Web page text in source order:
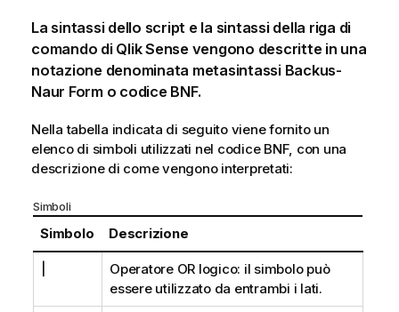
La sintassi dello script e la sintassi della riga di
comando di Qlik Sensevengono descritte in una
notazione denominata metasintassi Backus-
Naur Form o codice BNF.
Nella tabella indicata di seguito viene fornito un
elenco di simboli utilizzati nel codice BNF, con una
descrizione di come vengono interpretati:
Simboli
Simbolo Descrizione
Operatore OR logico: il simbolo può
essere utilizzato da entrambi i lati.